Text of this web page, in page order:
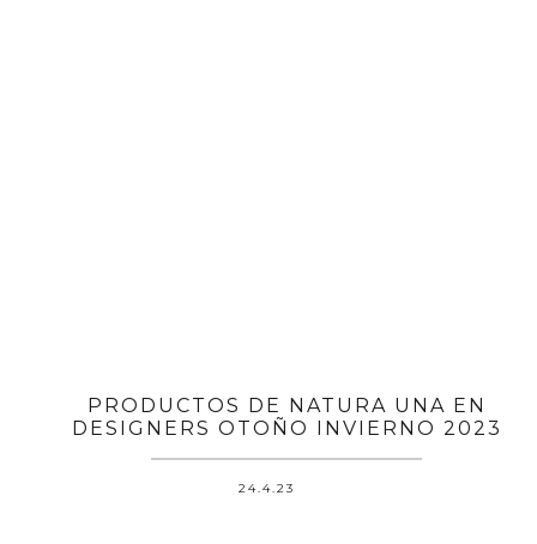
PRODUCTOS DE NATURA UNA EN
DESIGNERS OTOÑO INVIERNO 2023
24.4.23